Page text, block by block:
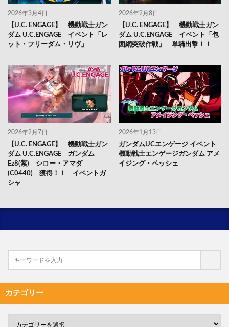
2026年3月4日
【U.C. ENGAGE】 機動戦士ガン
ダム U.C.ENGAGE イベント「レ
ット・フリーダム・リヴ」
2026年2月8日
【U.C. ENGAGE】 機動戦士ガン
ダム U.C.ENGAGE イベント「包
囲網突破作戦」 単騎出撃！！
2026年2月7日
【U.C. ENGAGE】 機動戦士ガン
ダム U.C.ENGAGE ガンダム
Ez8(紫) シロー・アマダ
(C0440) 獲得！！ イベントガ
シャ
2026年1月13日
ガンダムUCエンゲージ イベント
機動戦士エンゲージガンダム アメ
イジング・ペッシェ
カテゴリー